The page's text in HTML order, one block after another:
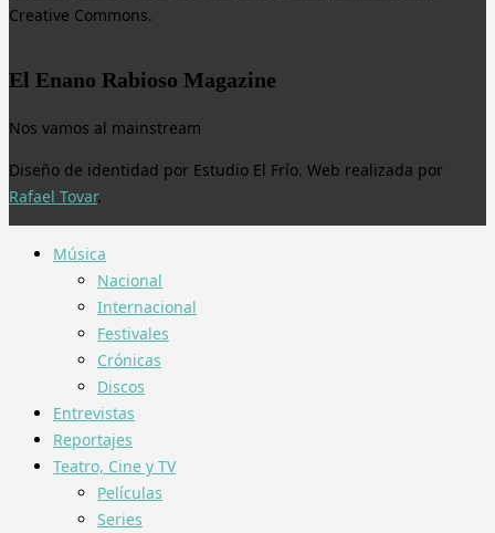
Creative Commons.
El Enano Rabioso Magazine
Nos vamos al mainstream
Diseño de identidad por Estudio El Frío. Web realizada por
Rafael Tovar.
Música
Nacional
Internacional
Festivales
Crónicas
Discos
Entrevistas
Reportajes
Teatro, Cine y TV
Películas
Series